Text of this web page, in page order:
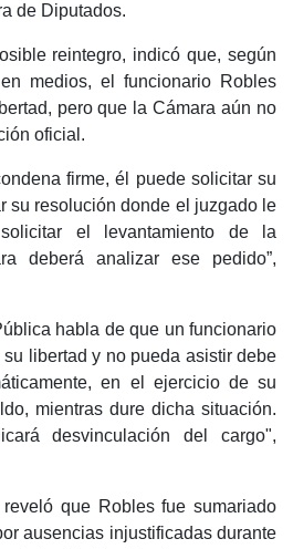
de Diputados.
reintegro, indicó que, según
medios, el funcionario Robles
pero que la Cámara aún no
oficial.
firme, él puede solicitar su
su resolución donde el juzgado le
el levantamiento de la
deberá analizar ese pedido”,
habla de que un funcionario
libertad y no pueda asistir debe
en el ejercicio de su
mientras dure dicha situación.
desvinculación del cargo",
que Robles fue sumariado
ausencias injustificadas durante